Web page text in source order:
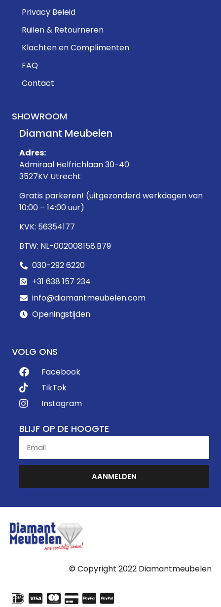
Privacy Beleid
Ruilen & Retourneren
Klachten en Complimenten
FAQ
Contact
SHOWROOM
Diamant Meubelen
Adres:
Admiraal Helfrichlaan 30-40
3527KV Utrecht
Gratis parkeren! (uitgezonderd werkdagen van
10:00 – 14:00 uur)
KVK: 56354177
BTW: NL-002008158.B79
030-292 6220
+31 638 157 234
info@diamantmeubelen.com
Openingstijden
VOLG ONS
Facebook
TikTok
Instagram
BLIJF OP DE HOOGTE
AANMELDEN
© Copyright 2022 Diamantmeubelen